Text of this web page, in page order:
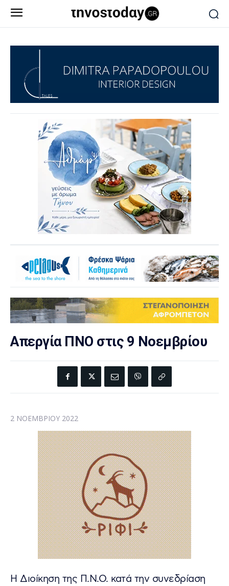
Απεργία ΠΝΟ στις 9 Νοεμβρίου
2 ΝΟΕΜΒΡΊΟΥ 2022
Η Διοίκηση της Π.Ν.Ο. κατά την συνεδρίαση